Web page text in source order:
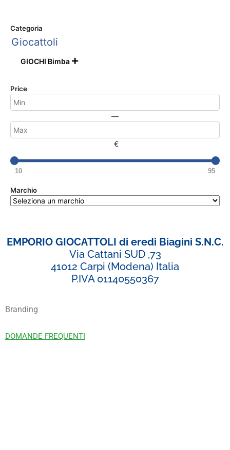
Categoria
Giocattoli
GIOCHI Bimba 
Price
—
€
10 95
Marchio
EMPORIO GIOCATTOLI di eredi Biagini S.N.C.
Via Cattani SUD ,73
41012 Carpi (Modena) Italia
P.IVA 01140550367
Branding
DOMANDE FREQUENTI